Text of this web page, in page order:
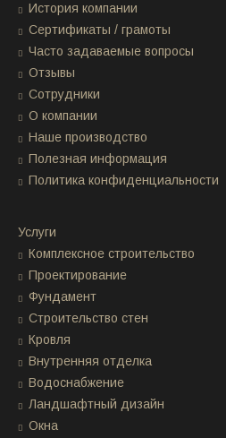
История компании
Сертификаты / грамоты
Часто задаваемые вопросы
Отзывы
Сотрудники
О компании
Наше производство
Полезная информация
Политика конфиденциальности
Услуги
Комплексное строительство
Проектирование
Фундамент
Строительство стен
Кровля
Внутренняя отделка
Водоснабжение
Ландшафтный дизайн
Окна